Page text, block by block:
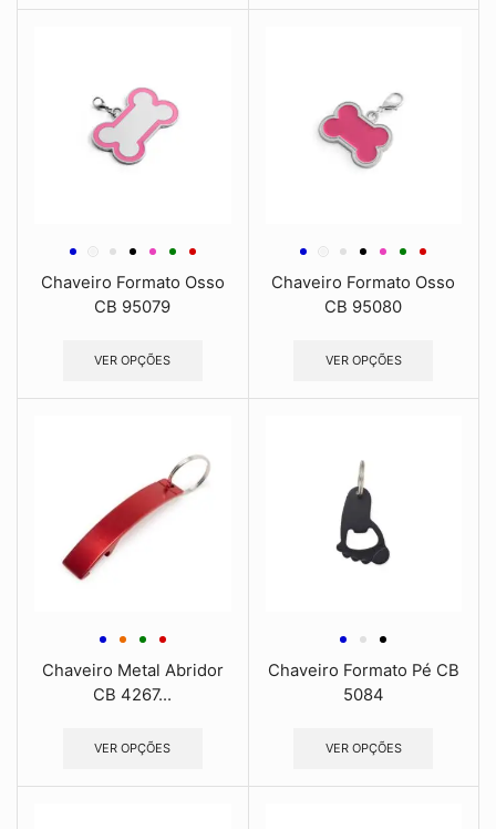
Chaveiro Formato Osso
CB 95079
VER OPÇÕES
Chaveiro Formato Osso
CB 95080
VER OPÇÕES
Chaveiro Metal Abridor
CB 4267...
VER OPÇÕES
Chaveiro Formato Pé CB
5084
VER OPÇÕES